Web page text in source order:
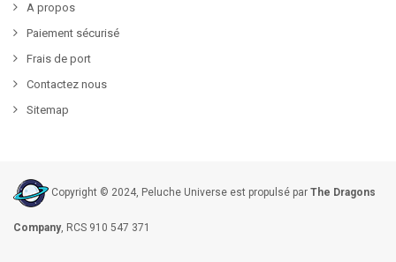
A propos
Paiement sécurisé
Frais de port
Contactez nous
Sitemap
Copyright © 2024, Peluche Universe est propulsé par The Dragons
Company, RCS 910 547 371